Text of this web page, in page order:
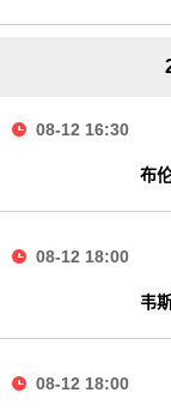
08-12 16:30
布
08-12 18:00
韦
08-12 18:00